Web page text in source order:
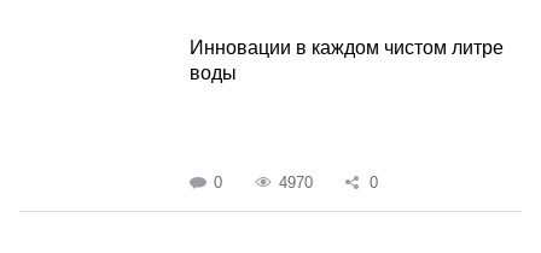
Инновации в каждом чистом литре
воды
0 4970 0